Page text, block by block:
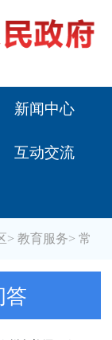
新闻中心
互动交流
> 教育服务> 常
答